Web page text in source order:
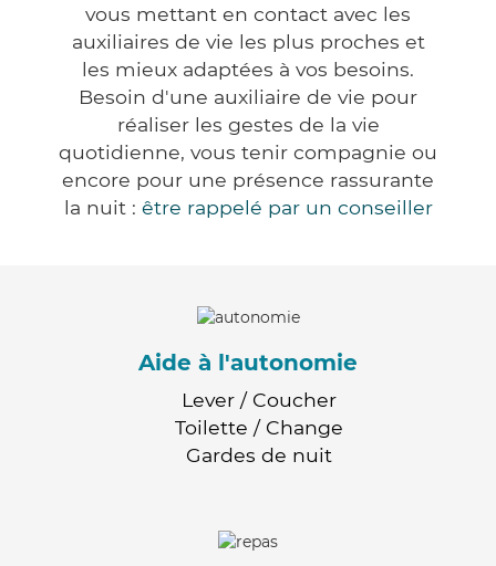
vous mettant en contact avec les
auxiliaires de vie les plus proches et
les mieux adaptées à vos besoins.
Besoin d'une auxiliaire de vie pour
réaliser les gestes de la vie
quotidienne, vous tenir compagnie ou
encore pour une présence rassurante
la nuit : être rappelé par un conseiller
Aide à l'autonomie
Lever / Coucher
Toilette / Change
Gardes de nuit